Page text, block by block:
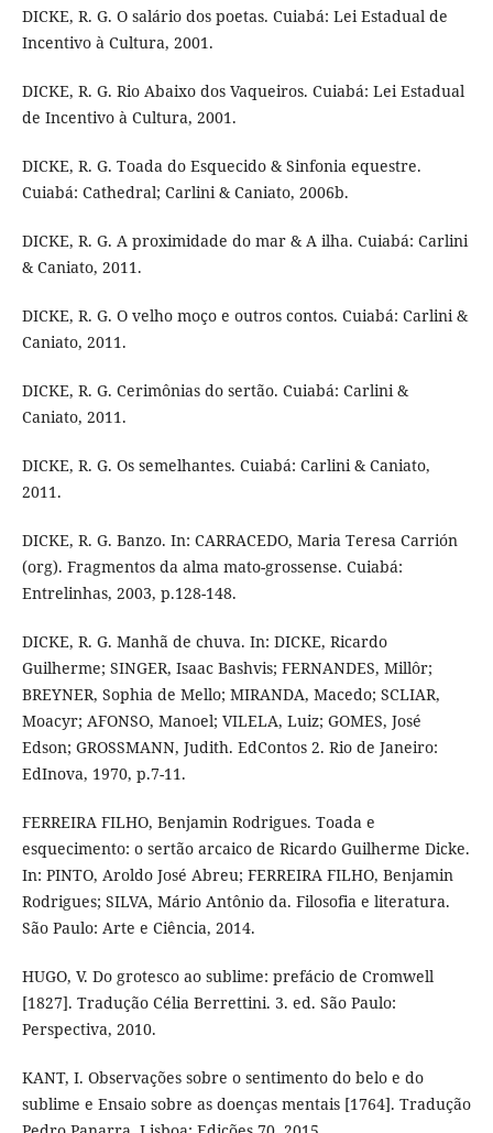
DICKE, R. G. O salário dos poetas. Cuiabá: Lei Estadual de
Incentivo à Cultura, 2001.
DICKE, R. G. Rio Abaixo dos Vaqueiros. Cuiabá: Lei Estadual
de Incentivo à Cultura, 2001.
DICKE, R. G. Toada do Esquecido & Sinfonia equestre.
Cuiabá: Cathedral; Carlini & Caniato, 2006b.
DICKE, R. G. A proximidade do mar & A ilha. Cuiabá: Carlini
& Caniato, 2011.
DICKE, R. G. O velho moço e outros contos. Cuiabá: Carlini &
Caniato, 2011.
DICKE, R. G. Cerimônias do sertão. Cuiabá: Carlini &
Caniato, 2011.
DICKE, R. G. Os semelhantes. Cuiabá: Carlini & Caniato,
2011.
DICKE, R. G. Banzo. In: CARRACEDO, Maria Teresa Carrión
(org). Fragmentos da alma mato-grossense. Cuiabá:
Entrelinhas, 2003, p.128-148.
DICKE, R. G. Manhã de chuva. In: DICKE, Ricardo
Guilherme; SINGER, Isaac Bashvis; FERNANDES, Millôr;
BREYNER, Sophia de Mello; MIRANDA, Macedo; SCLIAR,
Moacyr; AFONSO, Manoel; VILELA, Luiz; GOMES, José
Edson; GROSSMANN, Judith. EdContos 2. Rio de Janeiro:
EdInova, 1970, p.7-11.
FERREIRA FILHO, Benjamin Rodrigues. Toada e
esquecimento: o sertão arcaico de Ricardo Guilherme Dicke.
In: PINTO, Aroldo José Abreu; FERREIRA FILHO, Benjamin
Rodrigues; SILVA, Mário Antônio da. Filosofia e literatura.
São Paulo: Arte e Ciência, 2014.
HUGO, V. Do grotesco ao sublime: prefácio de Cromwell
[1827]. Tradução Célia Berrettini. 3. ed. São Paulo:
Perspectiva, 2010.
KANT, I. Observações sobre o sentimento do belo e do
sublime e Ensaio sobre as doenças mentais [1764]. Tradução